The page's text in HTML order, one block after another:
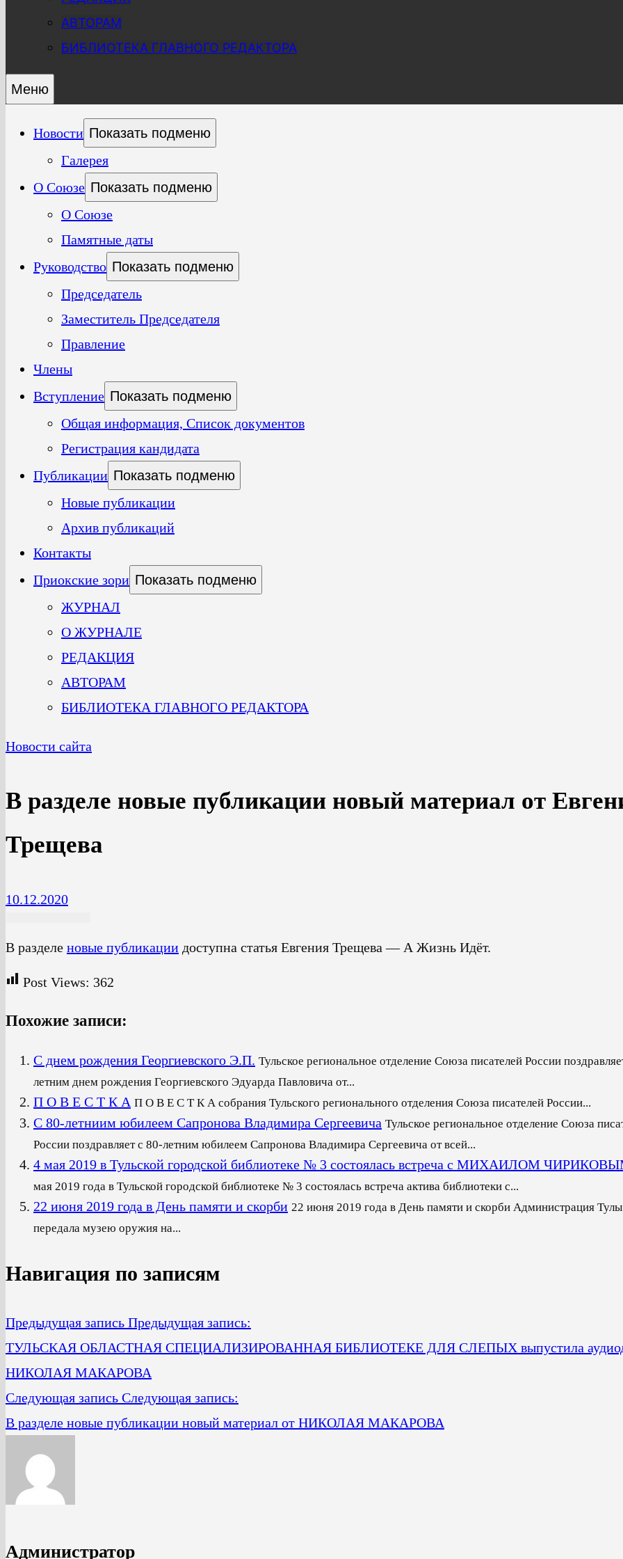
АВТОРАМ
БИБЛИОТЕКА ГЛАВНОГО РЕДАКТОРА
Меню
Новости Показать подменю
Галерея
О Союзе Показать подменю
О Союзе
Памятные даты
Руководство Показать подменю
Председатель
Заместитель Председателя
Правление
Члены
Вступление Показать подменю
Общая информация, Список документов
Регистрация кандидата
Публикации Показать подменю
Новые публикации
Архив публикаций
Контакты
Приокские зори Показать подменю
ЖУРНАЛ
О ЖУРНАЛЕ
РЕДАКЦИЯ
АВТОРАМ
БИБЛИОТЕКА ГЛАВНОГО РЕДАКТОРА
Новости сайта
В разделе новые публикации новый материал от
Трещева
10.12.2020
В разделе новые публикации доступна статья Евгения Трещева — А Жизнь Идёт.
Post Views: 362
Похожие записи:
С днем рождения Георгиевского Э.П. Тульское региональное отделение Союза писателей России
летним днем рождения Георгиевского Эдуарда Павловича от...
П О В Е С Т К А П О В Е С Т К А собрания Тульского регионального отделения Союза писателей России...
С 80-летниим юбилеем Сапронова Владимира Сергеевича Тульское региональное отделение Союза
России поздравляет с 80-летним юбилеем Сапронова Владимира Сергеевича от всей...
4 мая 2019 в Тульской городской библиотеке № 3 состоялась встреча с МИХАИЛОМ
мая 2019 года в Тульской городской библиотеке № 3 состоялась встреча актива библиотеки с...
22 июня 2019 года в День памяти и скорби 22 июня 2019 года в День памяти и скорби Администрация Тулы
передала музею оружия на...
Навигация по записям
Предыдущая запись Предыдущая запись:
ТУЛЬСКАЯ ОБЛАСТНАЯ СПЕЦИАЛИЗИРОВАННАЯ БИБЛИОТЕКЕ ДЛЯ СЛЕПЫХ выпустила
НИКОЛАЯ МАКАРОВА
Следующая запись Следующая запись:
В разделе новые публикации новый материал от НИКОЛАЯ МАКАРОВА
Администратор